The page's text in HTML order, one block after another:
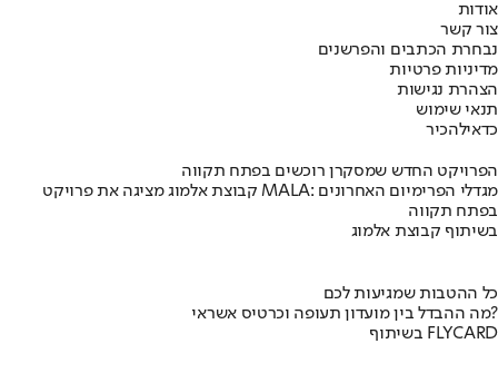
אודות
צור קשר
נבחרת הכתבים והפרשנים
מדיניות פרטיות
הצהרת נגישות
תנאי שימוש
כדאילהכיר
הפרויקט החדש שמסקרן רוכשים בפתח תקווה
קבוצת אלמוג מציגה את פרויקט MALA: מגדלי הפרימיום האחרונים
בפתח תקווה
בשיתוף קבוצת אלמוג
כל ההטבות שמגיעות לכם
מה ההבדל בין מועדון תעופה וכרטיס אשראי?
בשיתוף FLYCARD